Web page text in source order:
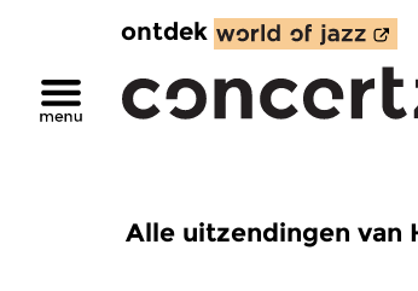
ontdek
Alle uitzendingen van